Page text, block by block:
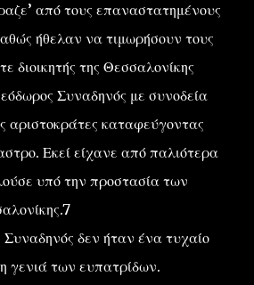
από τους επαναστατημένους
ήθελαν να τιμωρήσουν τους
διοικητής της Θεσσαλονίκης
Συναδηνός με συνοδεία
αριστοκράτες καταφεύγοντας
Εκεί είχανε από παλιότερα
υπό την προστασία των
δεν ήταν ένα τυχαίο
γενιά των ευπατρίδων.